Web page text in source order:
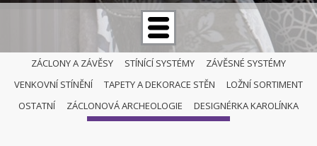
ZÁCLONY A ZÁVĚSY STÍNÍCÍ SYSTÉMY
ZÁVĚSNÉ SYSTÉMY
VENKOVNÍ STÍNĚNÍ
TAPETY A DEKORACE STĚN
LOŽNÍ SORTIMENT
OSTATNÍ
ZÁCLONOVÁ ARCHEOLOGIE DESIGNÉRKA KAROLÍNKA
OSTATNÍ